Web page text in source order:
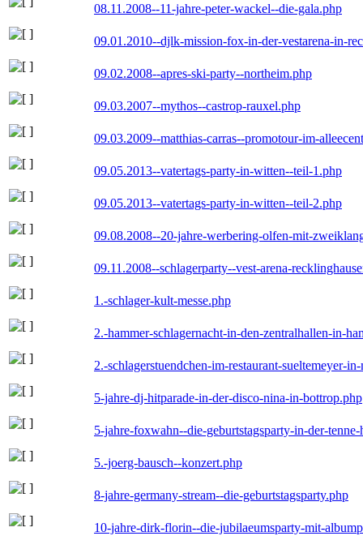
08.11.2008--11-jahre-peter-wackel--die-gala.php
09.01.2010--djlk-mission-fox-in-der-vestarena-in-
09.02.2008--apres-ski-party--northeim.php
09.03.2007--mythos--castrop-rauxel.php
09.03.2009--matthias-carras--promotour-im-
09.05.2013--vatertags-party-in-witten--teil-1.php
09.05.2013--vatertags-party-in-witten--teil-2.php
09.08.2008--20-jahre-werbering-olfen-mit-
09.11.2008--schlagerparty--vest-arena-
1.-schlager-kult-messe.php
2.-hammer-schlagernacht-in-den-zentralhallen-in-
2.-schlagerstuendchen-im-restaurant-sueltemeyer-
5-jahre-dj-hitparade-in-der-disco-nina-in-bottrop.php
5-jahre-foxwahn--die-geburtstagsparty-in-der-tenne-
5.-joerg-bausch--konzert.php
8-jahre-germany-stream--die-geburtstagsparty.php
10-jahre-dirk-florin--die-jubilaeumsparty-mit-